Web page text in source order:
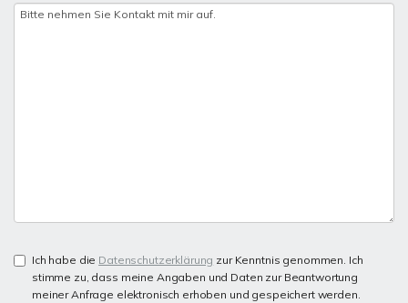
Ich habe die Datenschutzerklärung zur Kenntnis genommen. Ich
stimme zu, dass meine Angaben und Daten zur Beantwortung
meiner Anfrage elektronisch erhoben und gespeichert werden.